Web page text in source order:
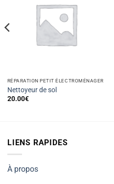
RÉPARATION PETIT ÉLECTROMÉNAGER
Nettoyeur de sol
20.00€
LIENS RAPIDES
À propos